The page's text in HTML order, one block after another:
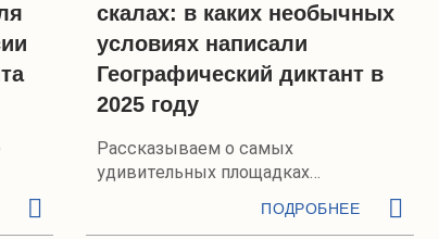
скалах: в каких необычных
условиях написали
Географический диктант в
2025 году
Рассказываем о самых
удивительных площадках
ПОДРОБНЕЕ